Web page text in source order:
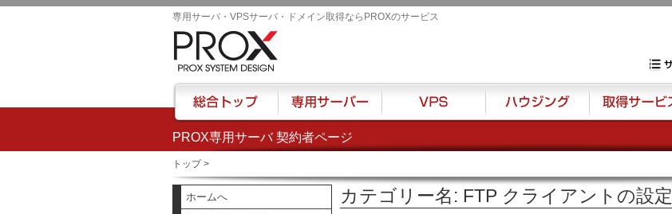
PROX専用サーバ 契約者ページ
専用サーバ・VPSサーバ・ドメイン取得ならPROXのサービス
トップ>
ホームへ
カテゴリー名: FTP クライアントの設定
総合トップ 専用サーバー VPS ハウジング 取得サービス